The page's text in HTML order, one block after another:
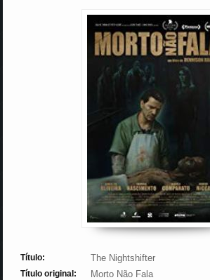
Título: The Nightshifter
Título original: Morto Não Fala